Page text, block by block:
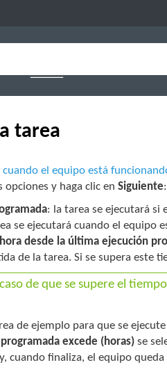
tarea
el equipo está
opciones y haga clic enSiguiente:
: la tarea se ejecutará si
se ejecutará cuando el equipo
desde la última ejecución
de la tarea. Si se supera este
de que se supere el
de ejemplo para que se
excede (horas) se
cuando finaliza, el equipo